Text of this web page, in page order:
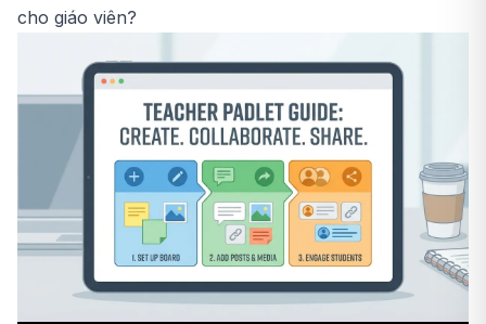
cho giáo viên?